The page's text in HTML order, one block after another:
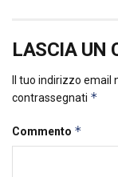
LASCIA UN
Il tuo indirizzo email
contrassegnati *
Commento *